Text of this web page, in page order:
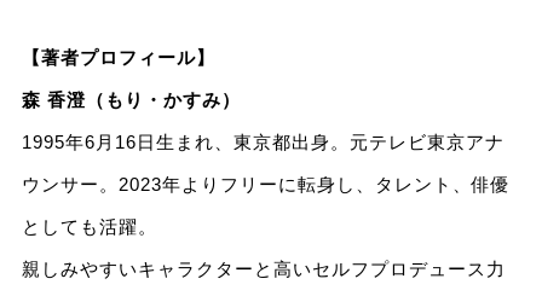
【著者プロフィール】
森 香澄（もり・かすみ）
1995年6月16日生まれ、東京都出身。元テレビ東京アナ
ウンサー。2023年よりフリーに転身し、タレント、俳優
としても活躍。
親しみやすいキャラクターと高いセルフプロデュース力